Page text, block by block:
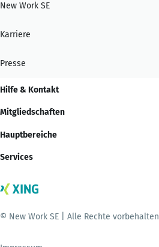
New Work SE
Karriere
Presse
Hilfe & Kontakt
Mitgliedschaften
Hauptbereiche
Services
© New Work SE | Alle Rechte vorbehalten